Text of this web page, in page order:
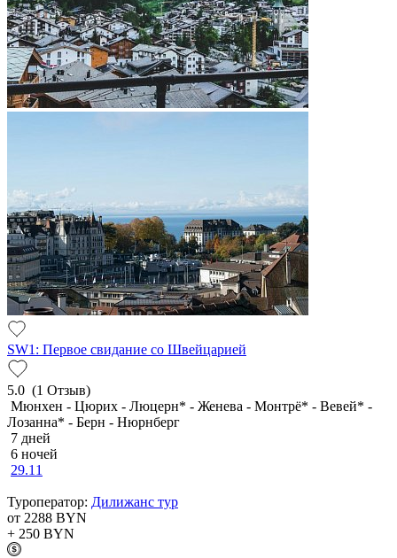
SW1: Первое свидание со Швейцарией
5.0 (1 Отзыв)
Мюнхен - Цюрих - Люцерн* - Женева - Монтрё* - Вевей* -
Лозанна* - Берн - Нюрнберг
7 дней
6 ночей
29.11
Туроператор: Дилижанс тур
от 2288 BYN
+ 250 BYN